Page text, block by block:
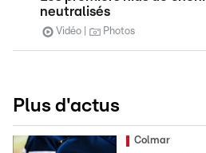
neutralisés
Vidéo Photos
Plus d'actus
Colmar